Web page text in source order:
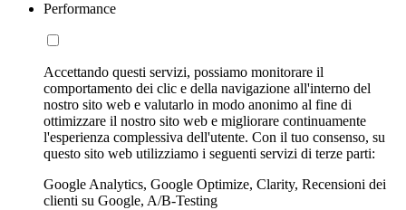
Performance
Accettando questi servizi, possiamo monitorare il
comportamento dei clic e della navigazione all'interno del
nostro sito web e valutarlo in modo anonimo al fine di
ottimizzare il nostro sito web e migliorare continuamente
l'esperienza complessiva dell'utente. Con il tuo consenso, su
questo sito web utilizziamo i seguenti servizi di terze parti:
Google Analytics, Google Optimize, Clarity, Recensioni dei
clienti su Google, A/B-Testing